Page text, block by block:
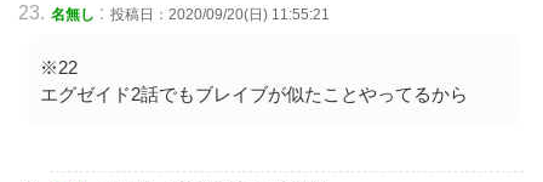
名無し : 投稿日：2020/09/20(日) 11:55:21
※22
エグゼイド2話でもブレイブが似たことやってるから